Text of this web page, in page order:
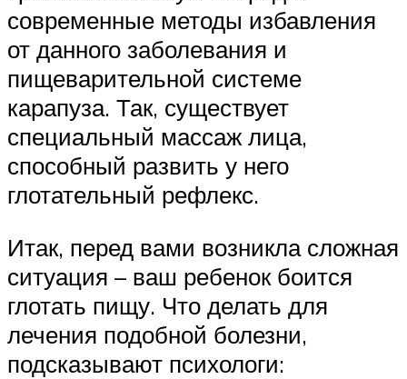
современные методы избавления
от данного заболевания и
пищеварительной системе
карапуза. Так, существует
специальный массаж лица,
способный развить у него
глотательный рефлекс.
Итак, перед вами возникла сложная
ситуация – ваш ребенок боится
глотать пищу. Что делать для
лечения подобной болезни,
подсказывают психологи: